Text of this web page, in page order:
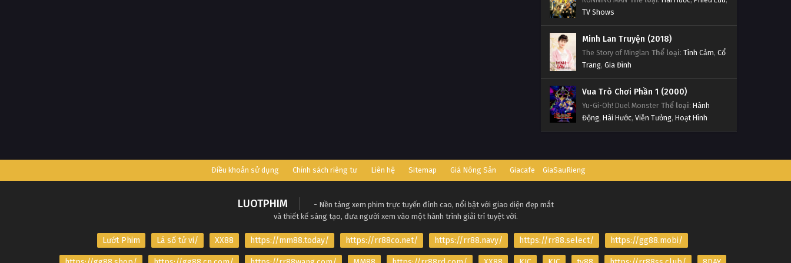
TV Shows
Minh Lan Truyện (2018)
The Story of Minglan Thể loại: Tình Cảm, Cổ
Trang, Gia Đình
Vua Trò Chơi Phần 1 (2000)
Yu-Gi-Oh! Duel Monster Thể loại: Hành
Động, Hài Hước, Viễn Tưởng, Hoạt Hình
Điều khoản sử dụng Chính sách riêng tư Liên hệ Sitemap Giá Nông Sản Giacafe GiaSauRieng
LUOTPHIM
- Nền tảng xem phim trực tuyến đỉnh cao, nổi bật với giao diện đẹp mắt
và thiết kế sáng tạo, đưa người xem vào một hành trình giải trí tuyệt vời.
Lướt Phim Lá số tử vi/ XX88 https://mm88.today/ https://rr88co.net/ https://rr88.navy/ https://rr88.select/ https://gg88.mobi/